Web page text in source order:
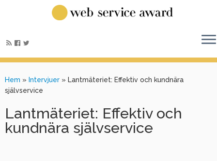
Hem » Intervjuer » Lantmäteriet: Effektiv och kundnära
självservice
Lantmäteriet: Effektiv och
kundnära självservice